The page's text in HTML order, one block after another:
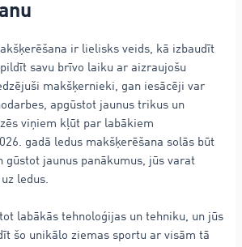
ir lielisks veids, kā izbaudīt
savu brīvo laiku ar aizraujošu
makšķernieki, gan iesācēji var
apgūstot jaunus trikus un
viņiem kļūt par labākiem
gadā ledus makšķerēšana solās būt
gūstot jaunus panākumus, jūs varat
ledus.
labākās tehnoloģijas un tehniku, un jūs
šo unikālo ziemas sportu ar visām tā